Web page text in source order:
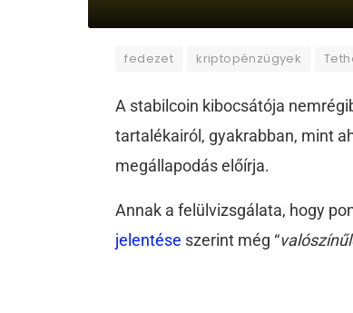
fedezet kriptopénzügyek
A stabilcoin kibocsátója
tartalékairól, gyakrabban, mint
megállapodás előírja.
Annak a felülvizsgálata, hogy
jelentése szerint még “